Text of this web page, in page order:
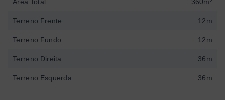
Terreno Frente 12m
Terreno Fundo 12m
Terreno Direita 36m
Terreno Esquerda 36m